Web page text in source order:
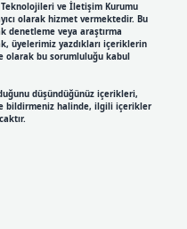
Teknolojileri ve İletişim Kurumu
olarak hizmet vermektedir. Bu
veya araştırma
üyelerimiz yazdıkları içeriklerin
olarak bu sorumluluğu kabul
düşündüğünüz içerikleri,
bildirmeniz halinde, ilgili içerikler